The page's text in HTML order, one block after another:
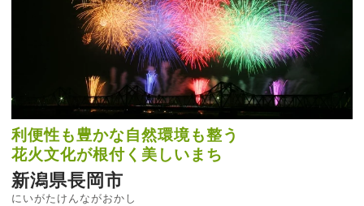
利便性も豊かな自然環境も整う
花火文化が根付く美しいまち
新潟県長岡市
にいがたけんながおかし